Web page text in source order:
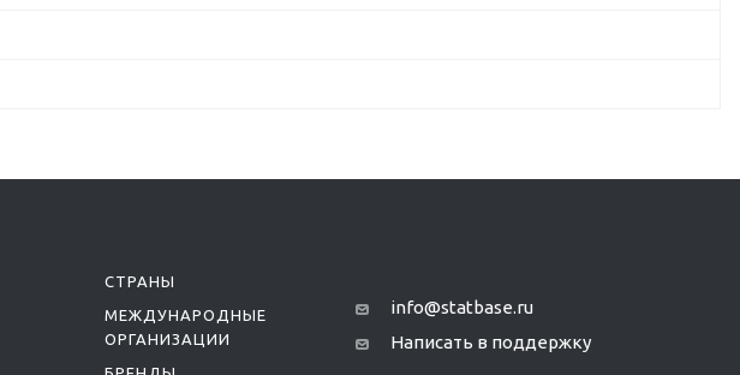
СТРАНЫ
МЕЖДУНАРОДНЫЕ
ОРГАНИЗАЦИИ
info@statbase.ru
Написать в поддержку